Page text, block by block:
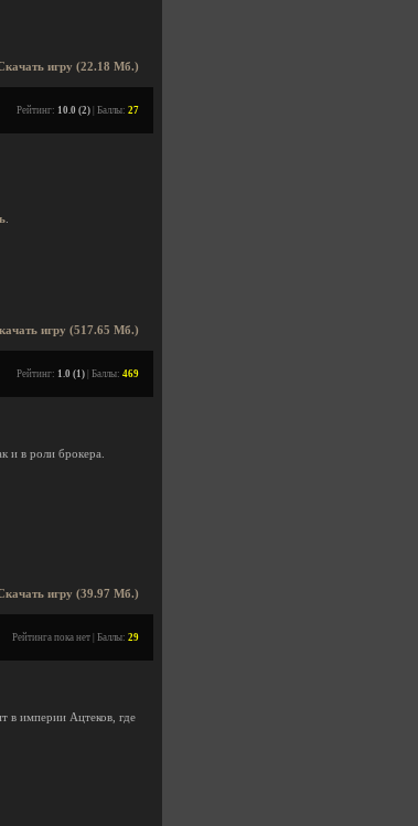
игру (22.18 Мб.)
Рейтинг: 10.0 (2) | Баллы: 27
игру (517.65 Мб.)
Рейтинг: 1.0 (1) | Баллы: 469
и в роли брокера.
игру (39.97 Мб.)
Рейтинга пока нет | Баллы: 29
в империи Ацтеков, где